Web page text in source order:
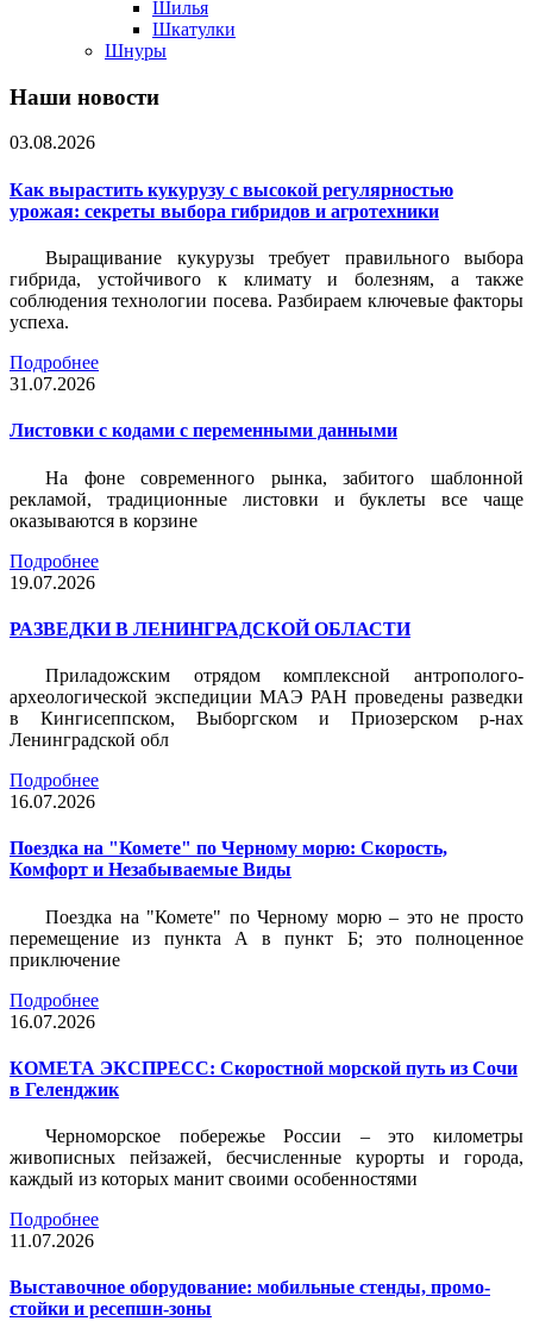
Шилья
Шкатулки
Шнуры
Наши новости
03.08.2026
Как вырастить кукурузу с высокой регулярностью
урожая: секреты выбора гибридов и агротехники
Выращивание кукурузы требует правильного выбора
гибрида, устойчивого к климату и болезням, а также
соблюдения технологии посева. Разбираем ключевые факторы
успеха.
Подробнее
31.07.2026
Листовки c кодами с переменными данными
На фоне современного рынка, забитого шаблонной
рекламой, традиционные листовки и буклеты все чаще
оказываются в корзине
Подробнее
19.07.2026
РАЗВЕДКИ В ЛЕНИНГРАДСКОЙ ОБЛАСТИ
Приладожским отрядом комплексной антрополого-
археологической экспедиции МАЭ РАН проведены разведки
в Кингисеппском, Выборгском и Приозерском р-нах
Ленинградской обл
Подробнее
16.07.2026
Поездка на "Комете" по Черному морю: Скорость,
Комфорт и Незабываемые Виды
Поездка на "Комете" по Черному морю – это не просто
перемещение из пункта А в пункт Б; это полноценное
приключение
Подробнее
16.07.2026
КОМЕТА ЭКСПРЕСС: Скоростной морской путь из Сочи
в Геленджик
Черноморское побережье России – это километры
живописных пейзажей, бесчисленные курорты и города,
каждый из которых манит своими особенностями
Подробнее
11.07.2026
Выставочное оборудование: мобильные стенды, промо-
стойки и ресепшн-зоны